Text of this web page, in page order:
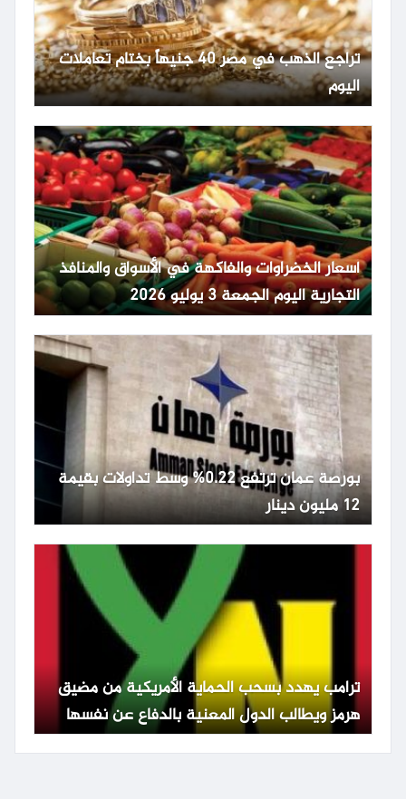
تراجع الذهب في مصر 40 جنيهاً بختام تعاملات
اليوم
أسعار الخضراوات والفاكهة في الأسواق والمنافذ
التجارية اليوم الجمعة 3 يوليو 2026
بورصة عمان ترتفع 0.22% وسط تداولات بقيمة
12 مليون دينار
ترامب يهدد بسحب الحماية الأمريكية من مضيق
هرمز ويطالب الدول المعنية بالدفاع عن نفسها